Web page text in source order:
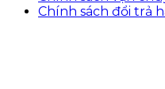
Chính sách đổi trả